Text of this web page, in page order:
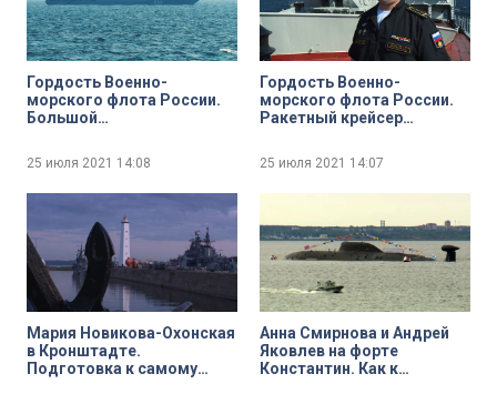
Гордость Военно-
морского флота России.
Большой
Кулаков»
25 июля 2021 14:08
Гордость Военно-
морского флота России.
Ракетный крейсер
25 июля 2021 14:07
Мария Новикова-Охонская
в Кронштадте.
Подготовка к самому
Анна Смирнова и Андрей
Яковлев на форте
Константин. Как к